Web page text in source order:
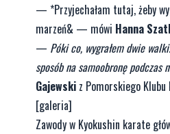
— *Przyjechałam tutaj, żeby
marzeń& — mówi Hanna
— Póki co, wygrałem dwie
sposób na samoobronę
Gajewski z Pomorskiego
[galeria]
Zawody w Kyokushin karate